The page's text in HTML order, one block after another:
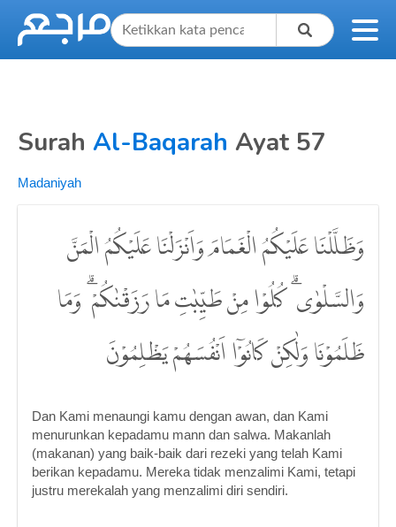
Surah Al-Baqarah Ayat 57
Madaniyah
وَظَلَّلْنَا عَلَيْكُمُ الْغَمَامَ وَاَنْزَلْنَا عَلَيْكُمُ الْمَنَّ
وَالسَّلْوٰى ۗ كُلُوْا مِنْ طَيِّبٰتِ مَا رَزَقْنٰكُمْ ۗ وَمَا
ظَلَمُوْنَا وَلٰكِنْ كَانُوْٓا اَنْفُسَهُمْ يَظْلِمُوْنَ
Dan Kami menaungi kamu dengan awan, dan Kami
menurunkan kepadamu mann dan salwa. Makanlah
(makanan) yang baik-baik dari rezeki yang telah Kami
berikan kepadamu. Mereka tidak menzalimi Kami, tetapi
justru merekalah yang menzalimi diri sendiri.